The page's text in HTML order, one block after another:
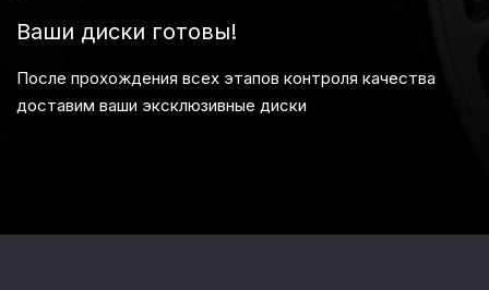
Ваши диски готовы!
После прохождения всех этапов контроля качества
доставим ваши эксклюзивные диски